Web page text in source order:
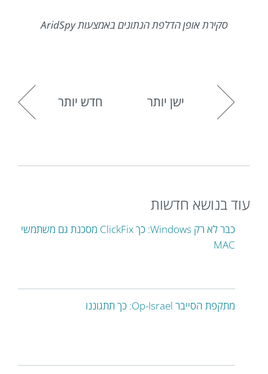
סקירת אופן הדלפת הנתונים באמצעות AridSpy
ישן יותר חדש יותר
עוד בנושא חדשות
כבר לא רק Windows: כך ClickFix מסכנת גם משתמשי
MAC
מתקפת הסייבר Op-Israel: כך תתגוננו